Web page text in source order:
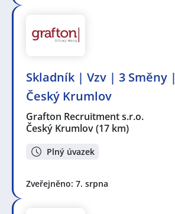
Skladník | Vzv | 3 Směny |
Český Krumlov
Grafton Recruitment s.r.o.
Český Krumlov(17 km)
Plný úvazek
Zveřejněno: 7. srpna